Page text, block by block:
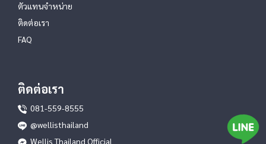
ตัวแทนจำหน่าย
ติดต่อเรา
FAQ
ติดต่อเรา
081-559-8555
@wellisthailand
Wellis Thailand Official